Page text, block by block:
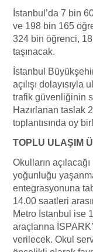
İstanbul’da 7 bin
ve 198 bin 165
324 bin öğrenci,
taşınacak.
İstanbul
açılışı dolayısıyla
trafik güvenliğinin
Hazırlanan taslak
toplantısında oy
TOPLU ULAŞIM
Okulların
yoğunluğu
entegrasyonuna
14.00 saatleri
Metro İstanbul ise
araçlarına
verilecek. Okul